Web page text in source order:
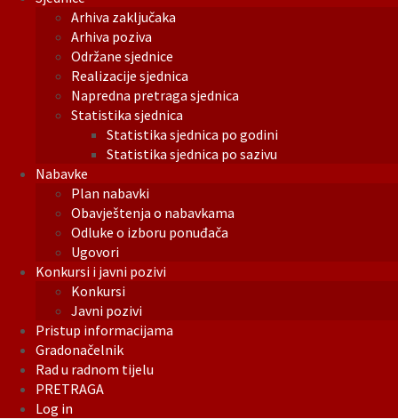
Arhiva zaključaka
Arhiva poziva
Održane sjednice
Realizacije sjednica
Napredna pretraga sjednica
Statistika sjednica
Statistika sjednica po godini
Statistika sjednica po sazivu
Nabavke
Plan nabavki
Obavještenja o nabavkama
Odluke o izboru ponuđača
Ugovori
Konkursi i javni pozivi
Konkursi
Javni pozivi
Pristup informacijama
Gradonačelnik
Rad u radnom tijelu
PRETRAGA
Log in